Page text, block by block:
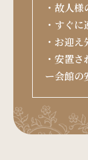
ーにご自身
利用状況の
ービスにお
るため ・上
当社は，利
合理的に認め
用目的を変
・故人
・すぐ
・お迎
・安置
ー会館の